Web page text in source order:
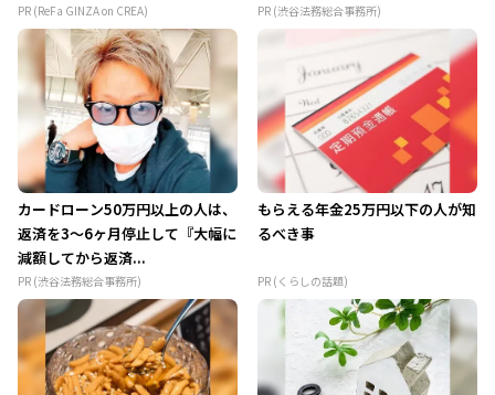
PR (ReFa GINZA on CREA) PR (渋谷法務総合事務所)
カードローン50万円以上の人は、
返済を3～6ヶ月停止して『大幅に
減額してから返済...
PR (渋谷法務総合事務所)
もらえる年金25万円以下の人が知
るべき事
PR (くらしの話題)